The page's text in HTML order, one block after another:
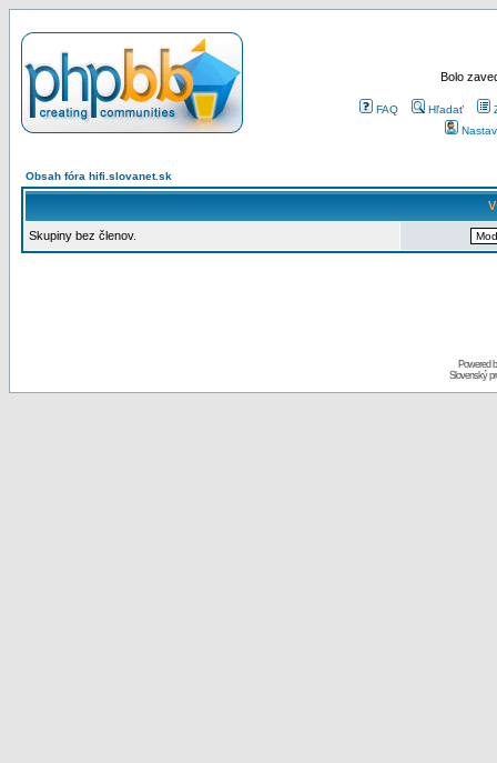
Bolo
FAQ Hľadať
Obsah fóra hifi.slovanet.sk
Skupiny bez členov.
Powered
Slovenský